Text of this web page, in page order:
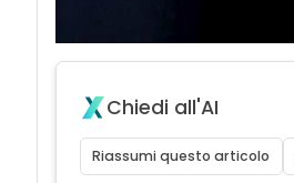
Chiedi all'AI
Riassumi questo articolo